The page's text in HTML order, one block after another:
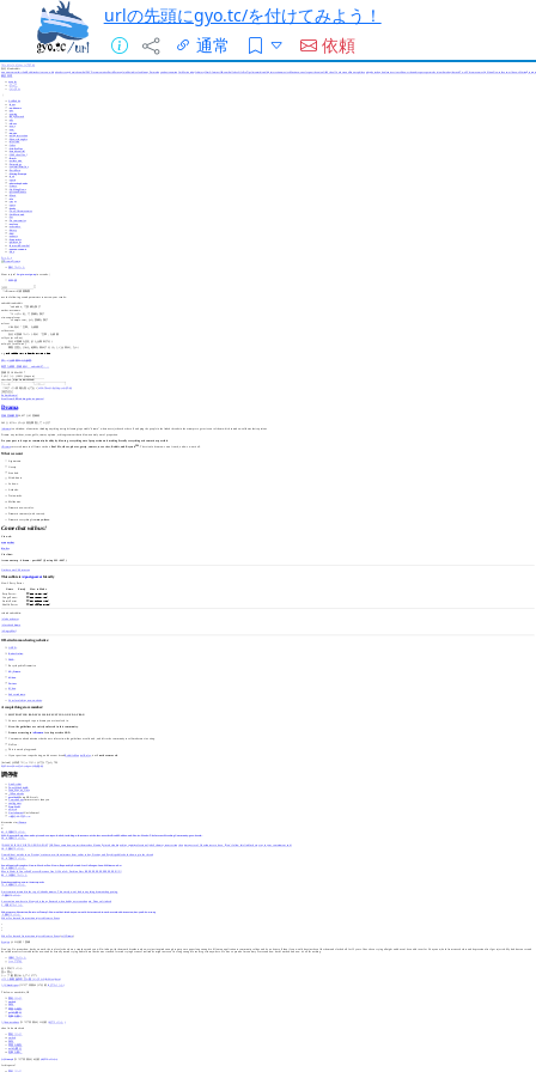
urlの先頭にgyo.tc/を付けてみよう！
通常
依頼